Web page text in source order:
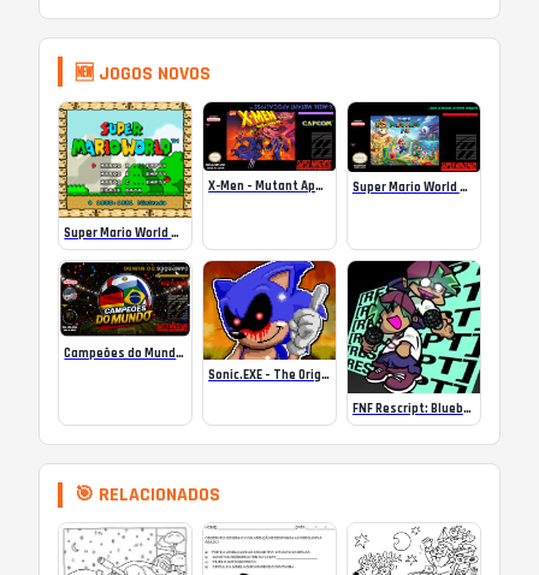
🆕 JOGOS NOVOS
Super Mario World SA-1 Online
X-Men – Mutant Apocalypse Rebalanced Online Super Mario World Mix Online
Campeões do Mundo (ISS) Online
Sonic.EXE – The Original Game Online
FNF Rescript: Blueballed
🎯 RELACIONADOS